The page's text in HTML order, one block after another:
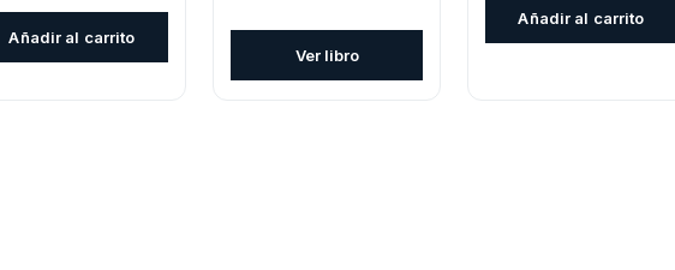
Añadir al carrito
Ver libro
Añadir al carrito